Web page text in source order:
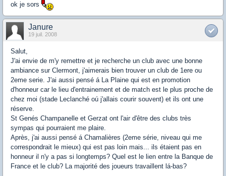
ok je sors
Janure
19 juil. 2008
Salut,
J'ai envie de m'y remettre et je recherche un club avec une bonne
ambiance sur Clermont, j'aimerais bien trouver un club de 1ere ou
2eme serie. J'ai aussi pensé á La Plaine qui est en promotion
d'honneur car le lieu d'entrainement et de match est le plus proche de
chez moi (stade Leclanché oú j'allais courir souvent) et ils ont une
réserve.
St Genés Champanelle et Gerzat ont l'air d'être des clubs très
sympas qui pourraient me plaire.
Après, j'ai aussi pensé á Chamalières (2eme série, niveau qui me
correspondrait le mieux) qui est pas loin mais... ils étaient pas en
honneur il n'y a pas si longtemps? Quel est le lien entre la Banque de
France et le club? La majorité des joueurs travaillent lá-bas?